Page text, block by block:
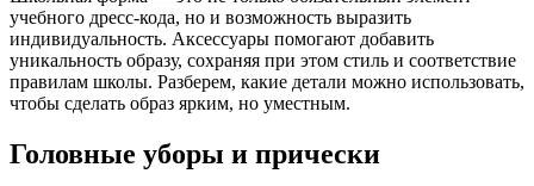
учебного дресс-кода, но и возможность выразить
индивидуальность. Аксессуары помогают добавить
уникальность образу, сохраняя при этом стиль и соответствие
правилам школы. Разберем, какие детали можно использовать,
чтобы сделать образ ярким, но уместным.
Головные уборы и прически